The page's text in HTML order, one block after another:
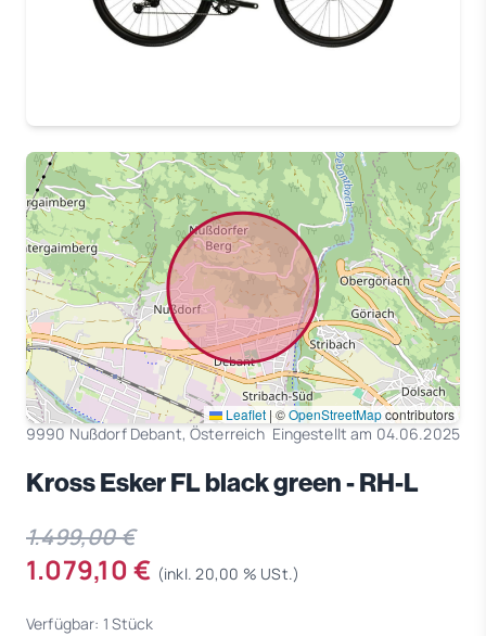
Leaflet | ©OpenStreetMapcontributors
9990 Nußdorf Debant, Österreich Eingestellt am 04.06.2025
Kross Esker FL black green - RH-L
1.499,00 €
1.079,10 € (inkl. 20,00 % USt.)
Verfügbar: 1 Stück